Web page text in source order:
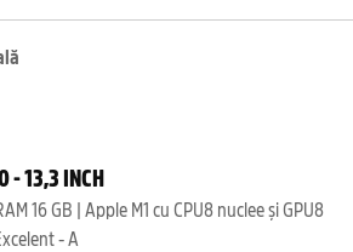
- 13,3 INCH
16 GB | Apple M1 cu CPU8 nuclee și GPU8
- A